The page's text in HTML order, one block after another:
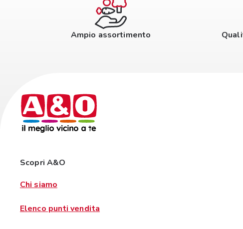
Ampio assortimento
Scopri A&O
Chi siamo
Elenco punti vendita